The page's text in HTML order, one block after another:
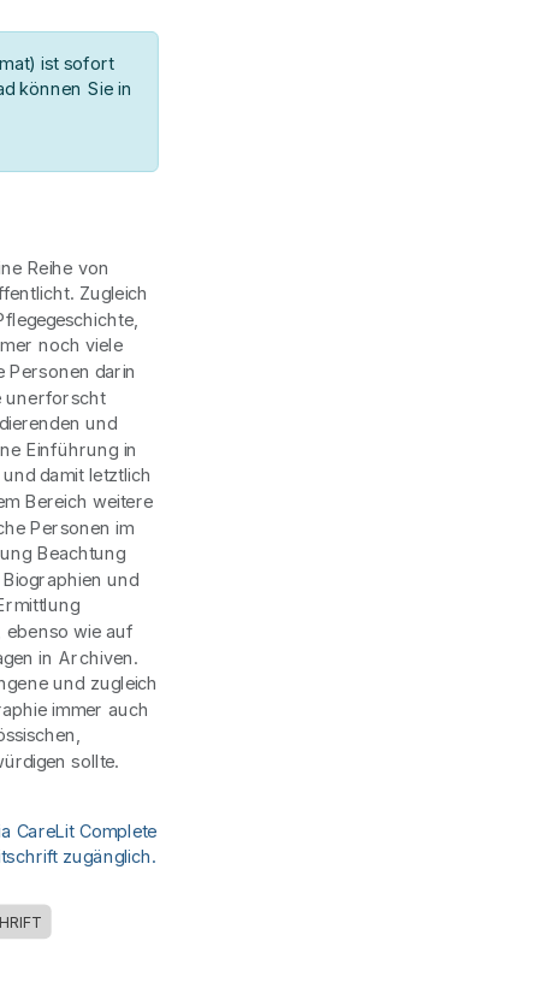
ist sofort
können Sie in
Reihe von
Zugleich
noch viele
Personen darin
unerforscht
und
Einführung in
damit letztlich
Bereich weitere
Personen im
Beachtung
und
ebenso wie auf
in Archiven.
und zugleich
immer auch
sollte.
CareLit Complete
zugänglich.